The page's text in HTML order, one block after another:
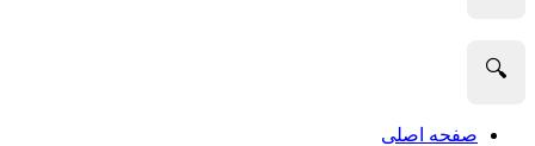
🔍
صفحه اصلی